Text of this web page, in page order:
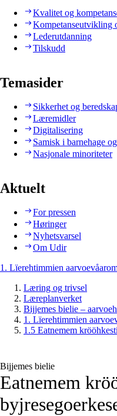
Kvalitet og
Kompetanseutvikling
Lederutdanning
Tilskudd
Temasider
Sikkerhet og
Læremidler
Digitalisering
Samisk i barnehage
Nasjonale minoriteter
Aktuelt
For pressen
Høringer
Nyhetsvarsel
Om Udir
1. Lïerehtimmien
Læring og trivsel
Læreplanverket
Bijjemes bielie –
1. Lïerehtimmien
1.5 Eatnemem
Bijjemes bielie
Eatnemem